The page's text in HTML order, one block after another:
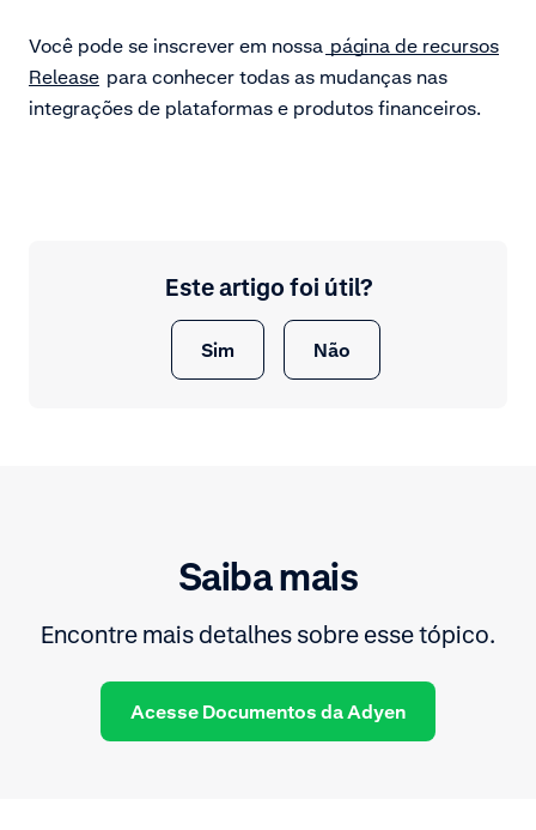
Você pode se inscrever em nossa página de recursos
Release para conhecer todas as mudanças nas
integrações de plataformas e produtos financeiros.
Este artigo foi útil?
Sim Não
Saiba mais
Encontre mais detalhes sobre esse tópico.
Acesse Documentos da Adyen